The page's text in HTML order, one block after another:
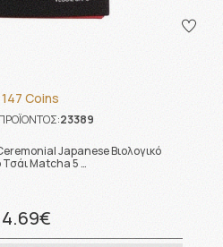
Coins
23389
Japanese Βιολογικό
Τσάι Matcha 5 …